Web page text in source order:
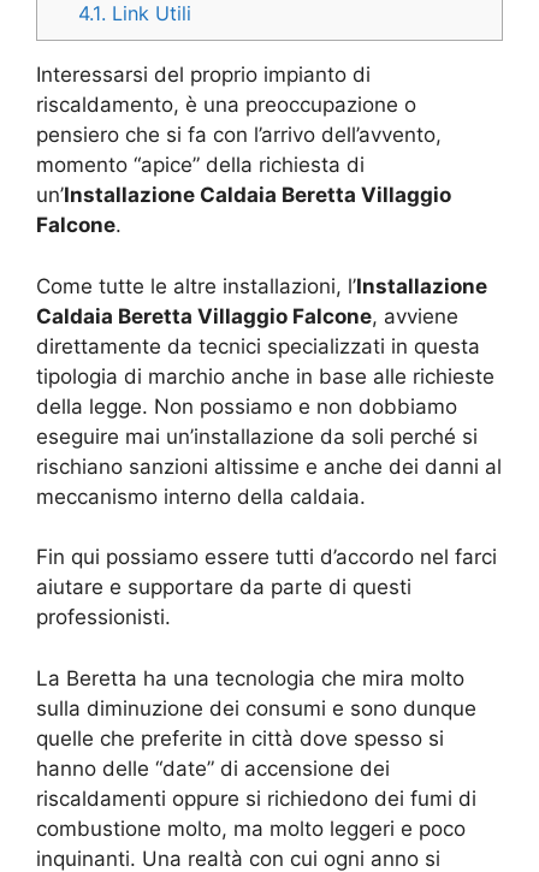
4.1. Link Utili
Interessarsi del proprio impianto di
riscaldamento, è una preoccupazione o
pensiero che si fa con l’arrivo dell’avvento,
momento “apice” della richiesta di
un’Installazione Caldaia Beretta Villaggio
Falcone.
Come tutte le altre installazioni, l’Installazione
Caldaia Beretta Villaggio Falcone, avviene
direttamente da tecnici specializzati in questa
tipologia di marchio anche in base alle richieste
della legge. Non possiamo e non dobbiamo
eseguire mai un’installazione da soli perché si
rischiano sanzioni altissime e anche dei danni al
meccanismo interno della caldaia.
Fin qui possiamo essere tutti d’accordo nel farci
aiutare e supportare da parte di questi
professionisti.
La Beretta ha una tecnologia che mira molto
sulla diminuzione dei consumi e sono dunque
quelle che preferite in città dove spesso si
hanno delle “date” di accensione dei
riscaldamenti oppure si richiedono dei fumi di
combustione molto, ma molto leggeri e poco
inquinanti. Una realtà con cui ogni anno si